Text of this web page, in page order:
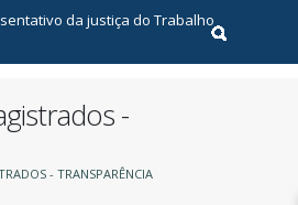
Realizar
-
- TRANSPARÊNCIA